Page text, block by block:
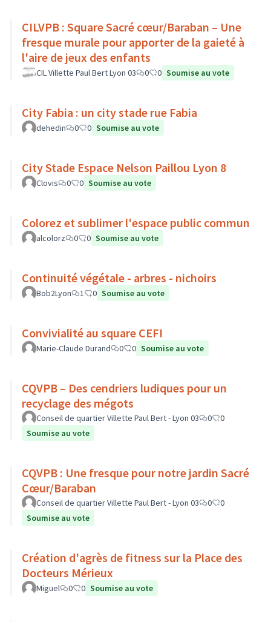
CILVPB : Square Sacré cœur/Baraban – Une
fresque murale pour apporter de la gaieté à
l'aire de jeux des enfants
CIL Villette Paul Bert Lyon 03 0 0 Soumise au vote
City Fabia : un city stade rue Fabia
dehedin 0 0 Soumise au vote
City Stade Espace Nelson Paillou Lyon 8
Clovis 0 0 Soumise au vote
Colorez et sublimer l'espace public commun
alcolorz 0 0 Soumise au vote
Continuité végétale - arbres - nichoirs
Bob2Lyon 1 0 Soumise au vote
Convivialité au square CEFI
Marie-Claude Durand 0 0 Soumise au vote
CQVPB – Des cendriers ludiques pour un
recyclage des mégots
Conseil de quartier Villette Paul Bert - Lyon 03 0
0
Soumise au vote
CQVPB : Une fresque pour notre jardin Sacré
Cœur/Baraban
Conseil de quartier Villette Paul Bert - Lyon 03 0
0
Soumise au vote
Création d'agrès de fitness sur la Place des
Docteurs Mérieux
Miguel 0 0 Soumise au vote